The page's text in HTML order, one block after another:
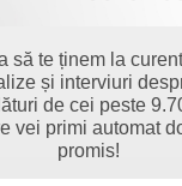
să te ținem la
și interviuri
de cei peste
vei primi automat
promis!